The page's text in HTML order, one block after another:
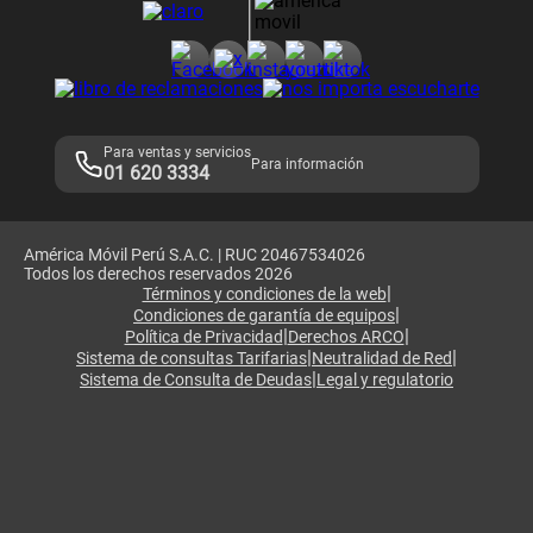
Adquirientes iPhone 6, 6S y SE
Mensaje de Seguridad
Términos y Condiciones de Tienda Claro
Libro de Reclamaciones
Para ventas y servicios
01 620 3334 Para información
América Móvil Perú S.A.C. | RUC 20467534026
Todos los derechos reservados 2026
Términos y condiciones de la web|
Condiciones de garantía de equipos|
Política de Privacidad|Derechos ARCO|
Sistema de consultas Tarifarias|Neutralidad de Red|
Sistema de Consulta de Deudas|Legal y regulatorio